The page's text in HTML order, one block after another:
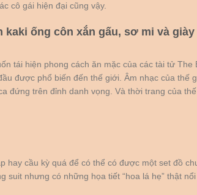
cô gái hiện đại cũng vậy.
kaki ống côn xắn gấu, sơ mi và
tái hiện phong cách ăn mặc của các tài tử The
được phổ biến đến thế giới. Âm nhạc của thế
đứng trên đỉnh danh vọng. Và thời trang của
hay cầu kỳ quá để có thể có được một set đồ
suit nhưng có những họa tiết “hoa lá hẹ” thật